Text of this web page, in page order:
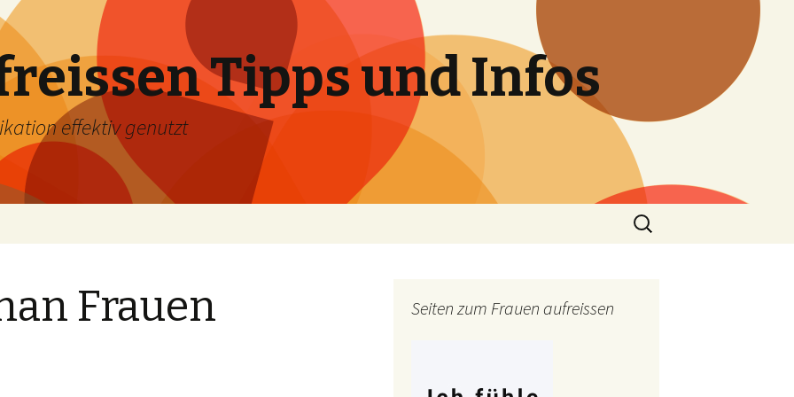
Tipps und Infos
effektiv genutzt
Suchen
nach:
Frauen
Seiten zum Frauen aufreissen